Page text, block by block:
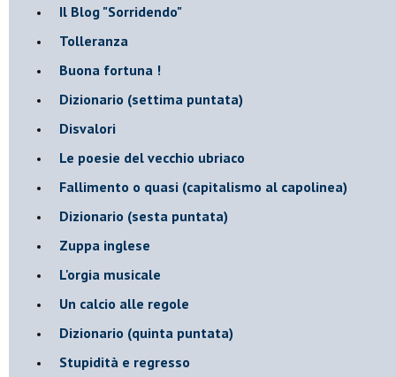
Il Blog "Sorridendo"
Tolleranza
Buona fortuna !
​Dizionario (settima puntata)
Disvalori
Le poesie del vecchio ubriaco
Fallimento o quasi (capitalismo al capolinea)
Dizionario (sesta puntata)
Zuppa inglese
L'orgia musicale
Un calcio alle regole
Dizionario (quinta puntata)
Stupidità e regresso